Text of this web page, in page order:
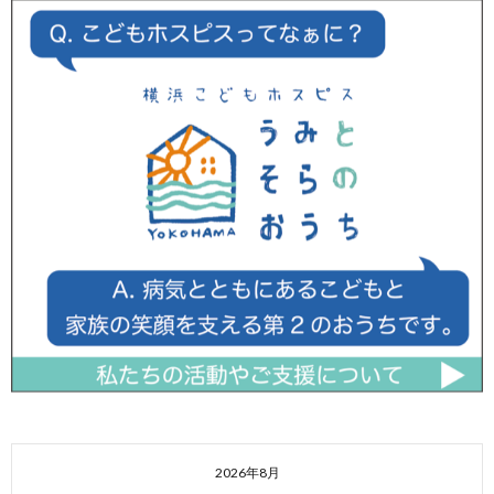
2026年8月